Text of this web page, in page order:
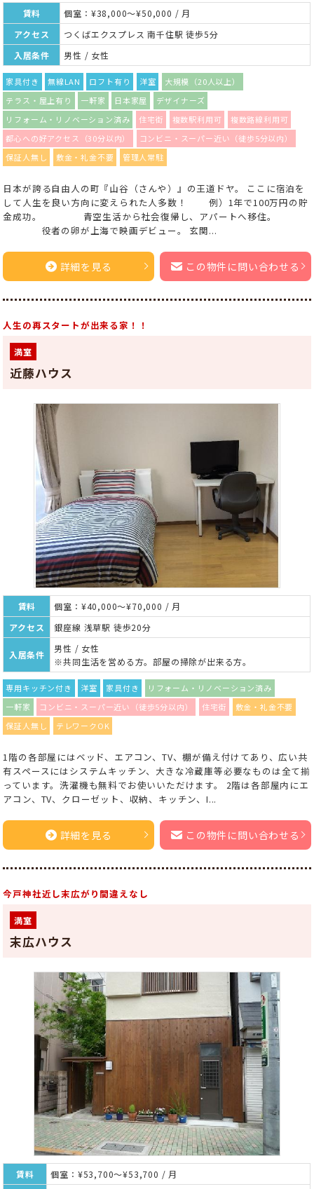
賃料
個室：¥38,000～¥50,000 / 月
アクセス
つくばエクスプレス 南千住駅 徒歩5分
入居条件
男性 / 女性
家具付き 無線LAN ロフト有り 洋室
大規模（20人以上）
テラス・屋上有り
一軒家 日本家屋
デザイナーズ
リフォーム・リノベーション済み
住宅街 複数駅利用可
複数路線利用可
都心への好アクセス（30分以内）
コンビニ・スーパー近い（徒歩5分以内）
保証人無し
敷金・礼金不要 管理人常駐
日本が誇る自由人の町『山谷（さんや）』の王道ドヤ。 ここに宿泊を
して人生を良い方向に変えられた人多数！ 例）1年で100万円の貯
金成功。 青空生活から社会復帰し、アパートへ移住。
役者の卵が上海で映画デビュー。 玄関...
詳細を見る この物件に問い合わせる
人生の再スタートが出来る家！！
満室
近藤ハウス
賃料
個室：¥40,000～¥70,000 / 月
アクセス
銀座線 浅草駅 徒歩20分
入居条件
男性 / 女性
※共同生活を営める方。部屋の掃除が出来る方。
専用キッチン付き 洋室 家具付き
リフォーム・リノベーション済み
一軒家
コンビニ・スーパー近い（徒歩5分以内） 住宅街
敷金・礼金不要
保証人無し
テレワークOK
1階の各部屋にはベッド、エアコン、TV、棚が備え付けてあり、広い共
有スペースにはシステムキッチン、大きな冷蔵庫等必要なものは全て揃
っています。洗濯機も無料でお使いいただけます。 2階は各部屋内にエ
アコン、TV、クローゼット、収納、キッチン、I...
詳細を見る この物件に問い合わせる
今戸神社近し末広がり間違えなし
満室
末広ハウス
賃料
個室：¥53,700～¥53,700 / 月